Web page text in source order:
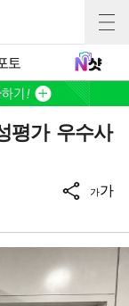
토
평가 우수사
가가